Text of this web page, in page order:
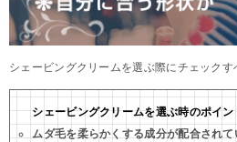
シェービングクリームを選ぶ際にチェックす
シェービングクリームを選ぶ時のポイン
ムダ毛を柔らかくする成分が配合され